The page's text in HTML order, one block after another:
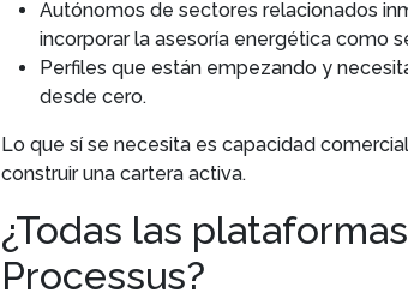
Autónomos de sectores relacionados
incorporar la asesoría energética como
Perfiles que están empezando y
desde cero.
Lo que sí se necesita es capacidad
construir una cartera activa.
¿Todas las
Processus?